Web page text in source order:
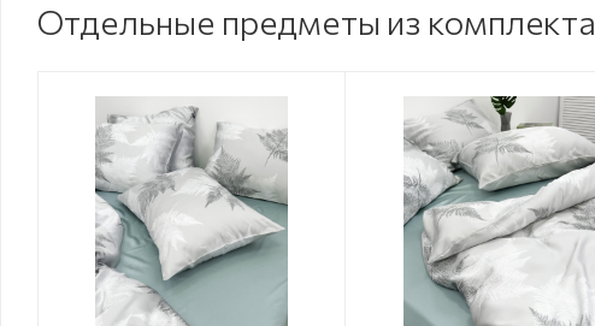
Отдельные предметы из комплекта